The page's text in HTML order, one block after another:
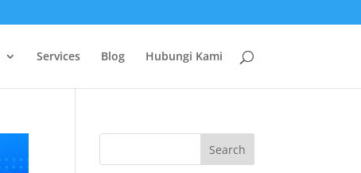
Services Blog Hubungi Kami